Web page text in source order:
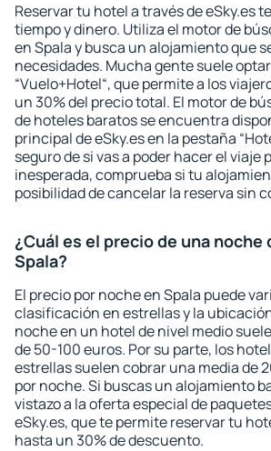
Reservar tu hotel a través de eSky.es
tiempo y dinero. Utiliza el motor de
en Spala y busca un alojamiento que
necesidades. Mucha gente suele
“Vuelo+Hotel“, que permite a los
un 30% del precio total. El motor de
de hoteles baratos se encuentra
principal de eSky.es en la pestaña
seguro de si vas a poder hacer el viaje
inesperada, comprueba si tu
posibilidad de cancelar la reserva sin
¿Cuál es el precio de una noche
Spala?
El precio por noche en Spala puede
clasificación en estrellas y la
noche en un hotel de nivel medio
de 50-100 euros. Por su parte, los
estrellas suelen cobrar una media de
por noche. Si buscas un alojamiento
vistazo a la oferta especial de
eSky.es, que te permite reservar tu
hasta un 30% de descuento.